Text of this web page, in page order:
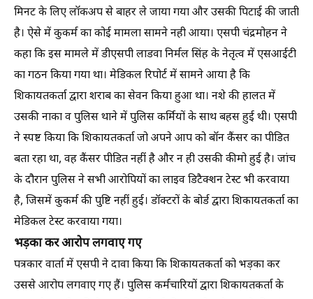
मिनट के लिए लॉकअप से बाहर ले जाया गया और उसकी पिटाई की जाती
है। ऐसे में कुकर्म का कोई मामला सामने नही आया। एसपी चंद्रमोहन ने
कहा कि इस मामले में डीएसपी लाडवा निर्मल सिंह के नेतृत्व में एसआईटी
का गठन किया गया था। मेडिकल रिपोर्ट में सामने आया है कि
शिकायतकर्ता द्वारा शराब का सेवन किया हुआ था। नशे की हालत में
उसकी नाका व पुलिस थाने में पुलिस कर्मियों के साथ बहस हुई थी। एसपी
ने स्पष्ट किया कि शिकायतकर्ता जो अपने आप को बॉन कैंसर का पीडित
बता रहा था, वह कैंसर पीडित नहीं है और न ही उसकी कीमो हुई है। जांच
के दौरान पुलिस ने सभी आरोपियों का लाइव डिटैक्शन टेस्ट भी करवाया
है, जिसमें कुकर्म की पुष्टि नहीं हुई। डॉक्टरों के बोर्ड द्वारा शिकायतकर्ता का
मेडिकल टेस्ट करवाया गया।
भड़का कर आरोप लगवाए गए
पत्रकार वार्ता में एसपी ने दावा किया कि शिकायतकर्ता को भड़का कर
उससे आरोप लगवाए गए हैं। पुलिस कर्मचारियों द्वारा शिकायतकर्ता के